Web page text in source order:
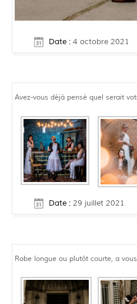
Date : 4 octobre 2021
Avez-vous déjà pensé quel serait
Date : 29 juillet 2021
Robe longue ou plutôt courte, a